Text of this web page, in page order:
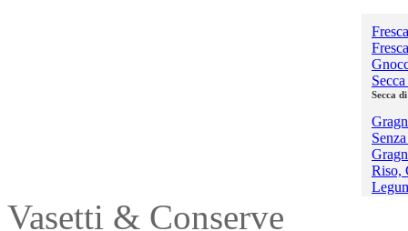
Secca
Riso,
Vasetti & Conserve